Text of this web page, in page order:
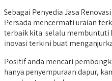
Sebagai Penyedia Jasa
Persada mencermati uraian
terbaik kita selalu membuntuti
inovasi terkini buat
Positif anda mencari
hanya penyempuraan dapur,